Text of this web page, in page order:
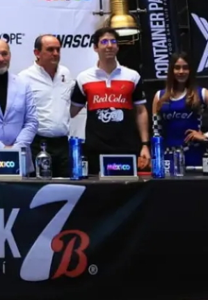
El México GP presenta a Michel
Jourdain Jr. como embajador
de la edición 2026